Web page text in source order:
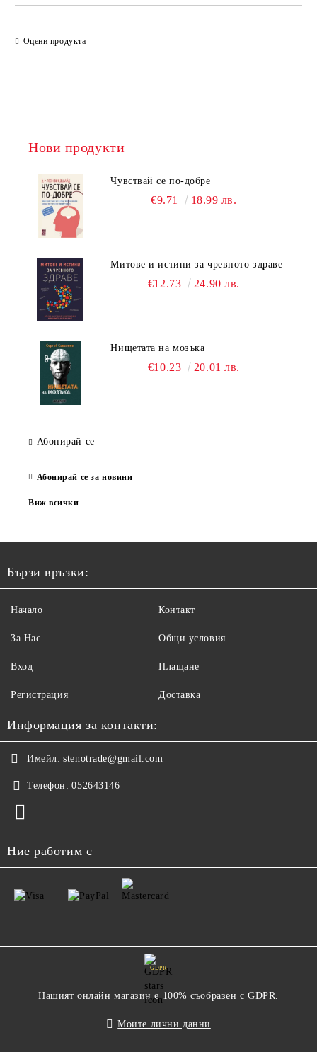
Оцени продукта
Нови продукти
Чувствай се по-добре
€9.71 18.99 лв.
Митове и истини за чревното здраве
€12.73 24.90 лв.
Нищетата на мозъка
€10.23 20.01 лв.
Абонирай се
Абонирай се за новини
Виж всички
Бързи връзки:
Начало
За Нас
Вход
Регистрация
Контакт
Общи условия
Плащане
Доставка
Информация за контакти:
Имейл: stenotrade@gmail.com
Телефон: 052643146
Ние работим с
GDPR
Нашият онлайн магазин е 100% съобразен с GDPR.
Моите лични данни